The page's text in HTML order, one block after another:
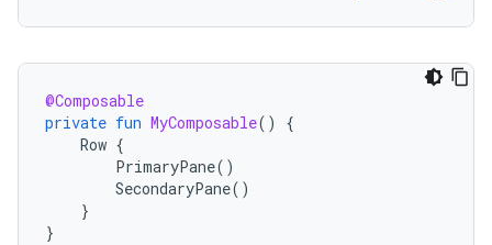
@Composable
private fun MyComposable()
{
Row {
PrimaryPane()
SecondaryPane()
}
}